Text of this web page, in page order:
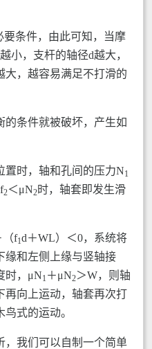
要条件，由此可知，当摩
小，支杆的轴径d越大，
大，越容易满足不打滑的
的条件就被破坏，产生如
置时，轴和孔间的压力N1
2＜μN2时，轴套即发生滑
（f1d＋WL）＜0，系统将
缘和左侧上缘与竖轴接
时，μN1 ＋μN2＞W，则轴
再向上运动，轴套再次打
式的运动。
，我们可以自制一个简单